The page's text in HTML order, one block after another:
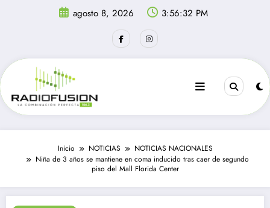
agosto 8, 2026 3:56:32 PM
Inicio NOTICIAS
NOTICIAS NACIONALES
Niña de 3 años se mantiene en coma inducido tras caer de segundo
piso del Mall Florida Center